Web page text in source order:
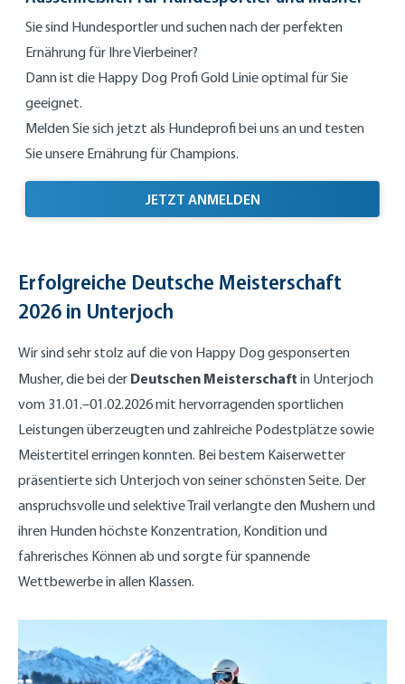
Sie sind Hundesportler und suchen nach der perfekten
Ernährung für Ihre Vierbeiner?
Dann ist die Happy Dog Profi Gold Linie optimal für Sie
geeignet.
Melden Sie sich jetzt als Hundeprofi bei uns an und testen
Sie unsere Ernährung für Champions.
JETZT ANMELDENAUSSCHLIESSLICH
Erfolgreiche Deutsche Meisterschaft
2026 in Unterjoch
Wir sind sehr stolz auf die von Happy Dog gesponserten
Musher, die bei der Deutschen Meisterschaft in Unterjoch
vom 31.01.–01.02.2026 mit hervorragenden sportlichen
Leistungen überzeugten und zahlreiche Podestplätze sowie
Meistertitel erringen konnten. Bei bestem Kaiserwetter
präsentierte sich Unterjoch von seiner schönsten Seite. Der
anspruchsvolle und selektive Trail verlangte den Mushern und
ihren Hunden höchste Konzentration, Kondition und
fahrerisches Können ab und sorgte für spannende
Wettbewerbe in allen Klassen.